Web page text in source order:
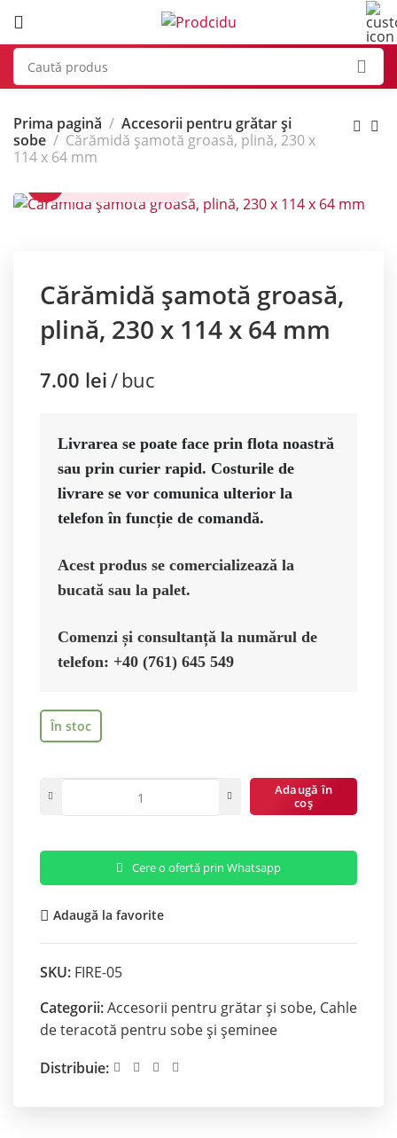
Prima pagină
Accesorii pentru grătar și
sobe
Cărămidă șamotă groasă, plină, 230 x
114 x 64 mm
Cărămidă șamotă groasă,
plină, 230 x 114 x 64 mm
7.00 lei buc
Livrarea se poate face prin flota noastră
sau prin curier rapid. Costurile de
livrare se vor comunica ulterior la
Acest produs se comercializează la
bucată sau la palet.
Comenzi și consultanță la numărul de
telefon: +40 (761) 645 549
În stoc
Adaugă în
coș
Cere o ofertă prin Whatsapp
Adaugă la favorite
SKU: FIRE-05
Categorii:Accesorii pentru grătar și sobe, Cahle
de teracotă pentru sobe și șeminee
Distribuie: